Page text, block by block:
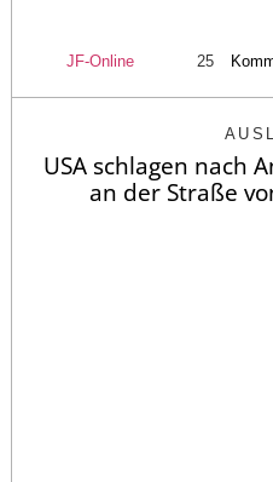
JF-Online 25
USA schlagen nach
an der Straße